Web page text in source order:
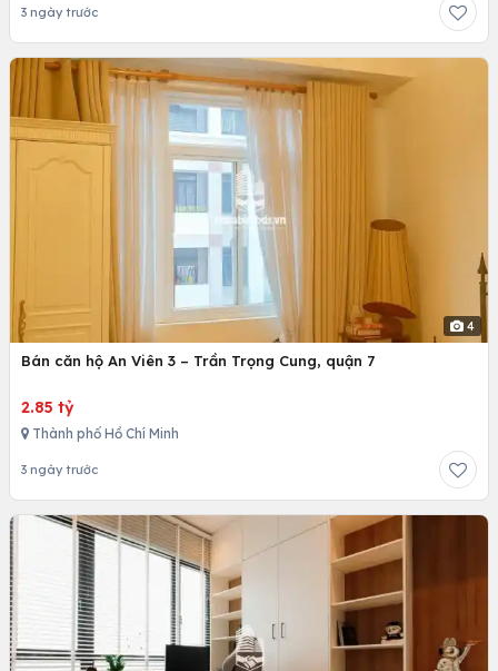
3 ngày trước
4
Bán căn hộ An Viên 3 – Trần Trọng Cung, quận 7
2.85 tỷ
Thành phố Hồ Chí Minh
3 ngày trước